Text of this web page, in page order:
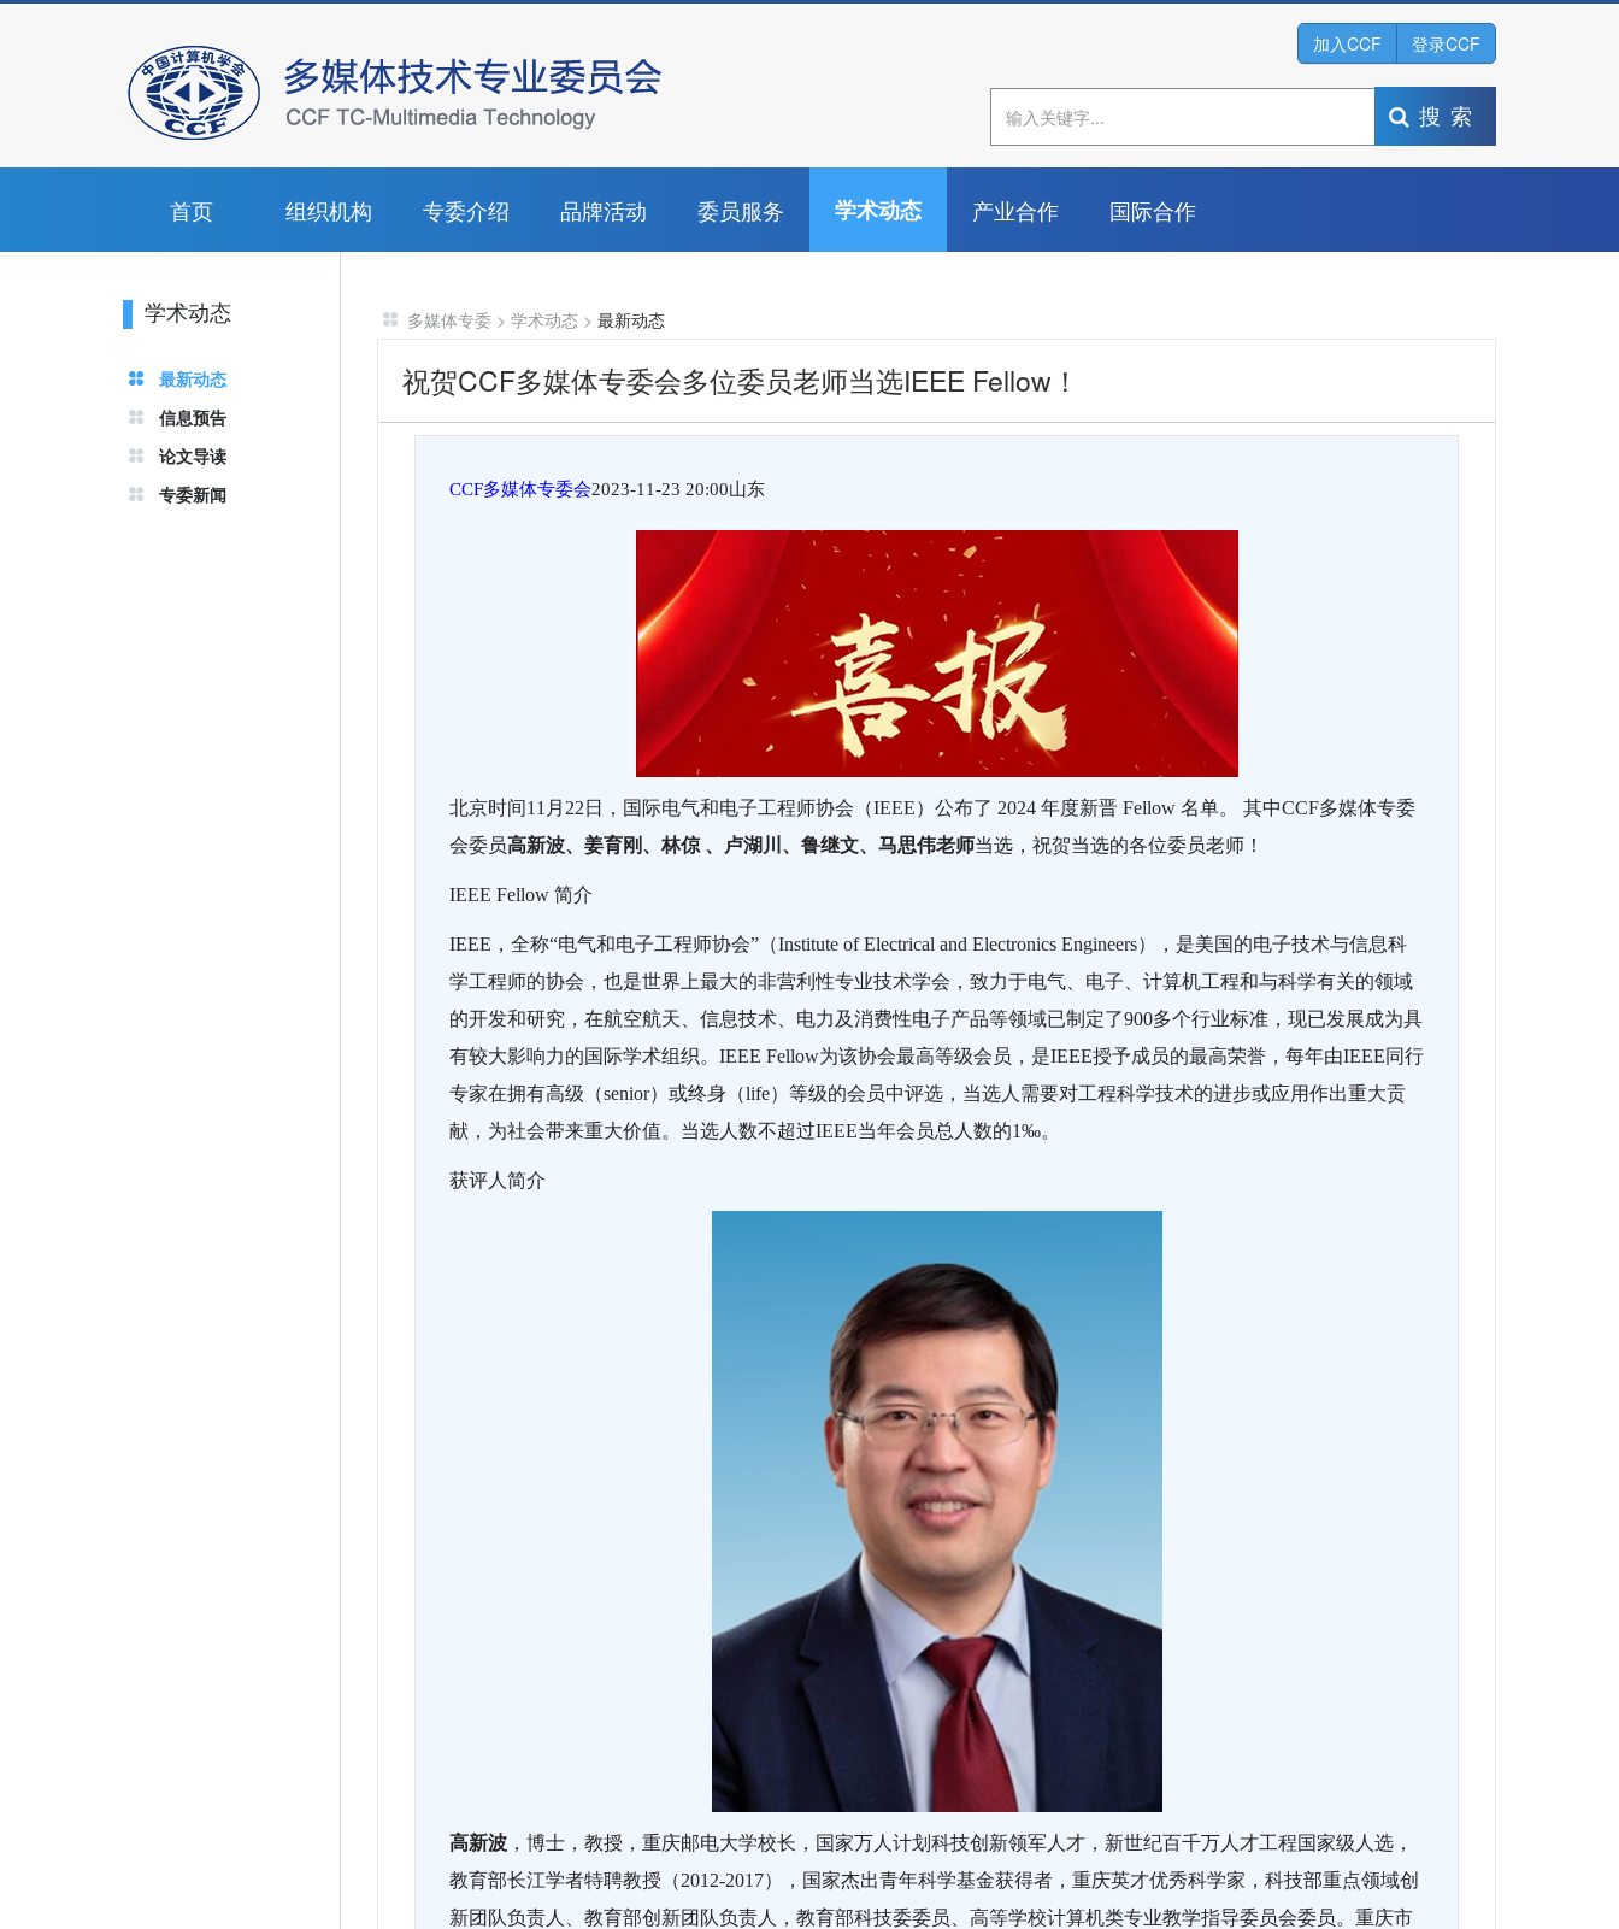
加入CCF 登录CCF
搜索
首页 组织机构 专委介绍 品牌活动 委员服务 学术动态 产业合作 国际合作
学术动态
最新动态
信息预告
论文导读
专委新闻
多媒体专委 > 学术动态 > 最新动态
祝贺CCF多媒体专委会多位委员老师当选IEEE Fellow！
CCF多媒体专委会2023-11-23 20:00山东
北京时间11月22日，国际电气和电子工程师协会（IEEE）公布了 2024 年度新晋 Fellow 名单。 其中CCF多媒体专委
会委员高新波、姜育刚、林倞 、卢湖川、鲁继文、马思伟老师当选，祝贺当选的各位委员老师！
IEEE Fellow 简介
IEEE ，全称“电气和电子工程师协会”（Institute of Electrical and Electronics Engineers），是美国的电子技术与信息科
学工程师的协会，也是世界上最大的非营利性专业技术学会，致力于电气、电子、计算机工程和与科学有关的领域
的开发和研究，在航空航天、信息技术、电力及消费性电子产品等领域已制定了900多个行业标准，现已发展成为具
有较大影响力的国际学术组织。IEEE Fellow为该协会最高等级会员，是IEEE授予成员的最高荣誉，每年由IEEE同行
专家在拥有高级（senior）或终身（life）等级的会员中评选，当选人需要对工程科学技术的进步或应用作出重大贡
献，为社会带来重大价值。当选人数不超过IEEE当年会员总人数的1‰。
获评人简介
高新波 ，博士，教授，重庆邮电大学校长，国家万人计划科技创新领军人才，新世纪百千万人才工程国家级人选，
教育部长江学者特聘教授（2012-2017），国家杰出青年科学基金获得者，重庆英才优秀科学家，科技部重点领域创
新团队负责人、教育部创新团队负责人，教育部科技委委员、高等学校计算机类专业教学指导委员会委员。重庆市